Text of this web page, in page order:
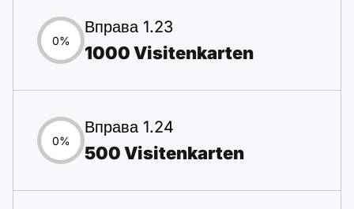
0%
Вправа 1.23
1000 Visitenkarten
0%
Вправа 1.24
500 Visitenkarten